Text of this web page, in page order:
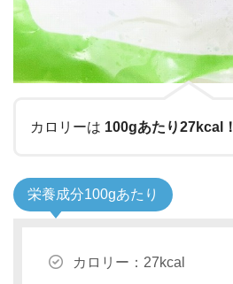
カロリーは 100gあたり27kcal！
栄養成分100gあたり
カロリー：27kcal